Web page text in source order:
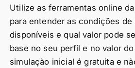
Utilize as ferramentas online
para entender as condições
disponíveis e qual valor pode
base no seu perfil e no valor
simulação inicial é gratuita e